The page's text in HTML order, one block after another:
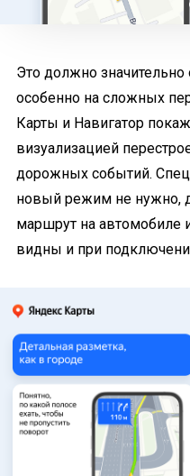
Это должно значительно
особенно на сложных
Карты и Навигатор
визуализацией
дорожных событий.
новый режим не нужно,
маршрут на автомобиле
видны и при